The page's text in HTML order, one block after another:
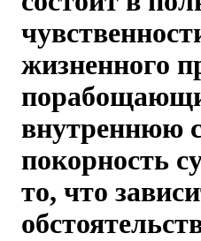
жизненного
внутреннюю
покорность
то, что